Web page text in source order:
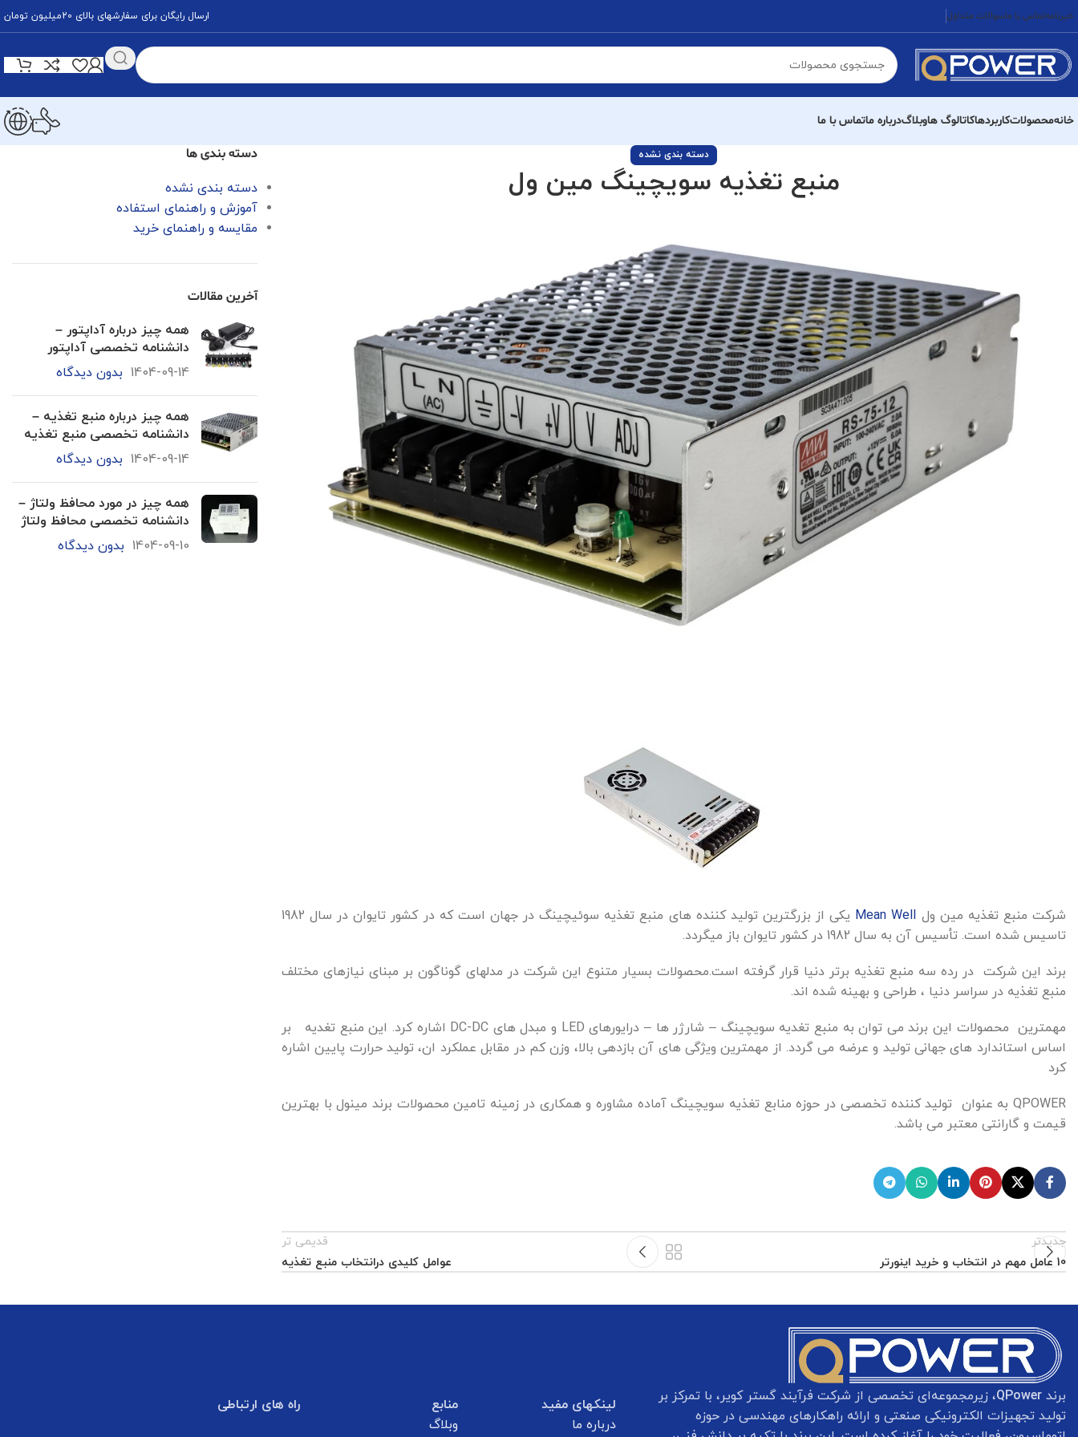
خبرنامهتماس با ماسوالات متداول ارسال رایگان برای سفارشهای بالای 20میلیون تومان
خانهمحصولاتکاربردهاکاتالوگ هاوبلاگدرباره ماتماس با ما
دسته بندی نشده
منبع تغذیه سویچینگ مین ول
شرکت منبع تغذیه مین ول Mean Well
یکی از بزرگترين توليد کننده های منبع تغذيه سوئیچینگ در جهان است که در کشور تایوان در سال 1982
تاسیس شده است. تأسیس آن به سال 1982 در کشور تايوان باز میگردد.
برند این شرکت در رده سه منبع تغذیه برتر دنیا قرار گرفته است.محصولات بسیار متنوع این شرکت در مدلهای گوناگون بر مبنای نیازهای مختلف
منبع تغذیه در سراسر دنیا ، طراحی و بهینه شده اند.
مهمترین محصولات این برند می توان به منبع تغدیه سویچینگ – شارژر ها – درایورهای LED و مبدل های DC-DC اشاره کرد. این منبع تغدیه بر
اساس استاندارد های جهانی تولید و عرضه می گردد. از مهمترین ویژگی های آن بازدهی بالا، وزن کم در مقابل عملکرد ان، تولید حرارت پایین اشاره
کرد
QPOWER به عنوان تولید کننده تخصصی در حوزه منابع تغذیه سویچینگ آماده مشاوره و همکاری در زمینه تامین محصولات برند مینول با بهترین
قیمت و گارانتی معتبر می باشد.
جدیدتر
10 عامل مهم در انتخاب و خرید اینورتر
قدیمی تر
عوامل کلیدی درانتخاب منبع تغذیه
دسته بندی ها
دسته بندی نشده
آموزش و راهنمای استفاده
مقایسه و راهنمای خرید
آخرین مقالات
همه چیز درباره آداپتور –
دانشنامه تخصصی آداپتور
1404-09-14 بدون دیدگاه
همه چیز درباره منبع تغذیه –
دانشنامه تخصصی منبع تغذیه
1404-09-14 بدون دیدگاه
همه چیز در مورد محافظ ولتاژ –
دانشنامه تخصصی محافظ ولتاژ
1404-09-10 بدون دیدگاه
برند QPower، زیرمجموعه‌ای تخصصی از شرکت فرآیند گستر کویر، با تمرکز بر
تولید تجهیزات الکترونیکی صنعتی و ارائه راهکارهای مهندسی در حوزه
لینکهای مفید
درباره ما
منابع
وبلاگ
راه های ارتباطی